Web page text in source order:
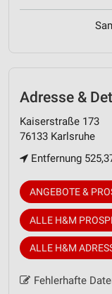
Adresse &
Kaiserstraße 173
76133 Karlsruhe
Entfernung
ANGEBOTE &
ALLE H&M
ALLE H&M
Fehlerhafte